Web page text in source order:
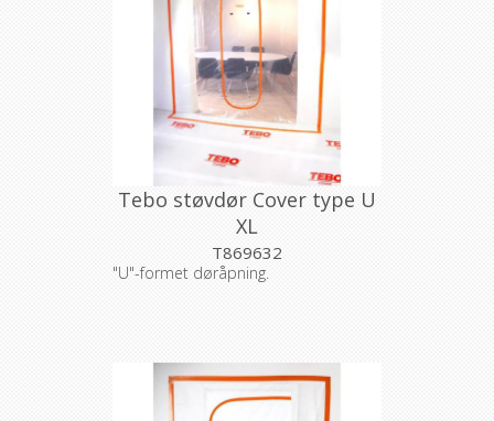
Tebo støvdør Cover type U
XL
T869632
"U"-formet døråpning.